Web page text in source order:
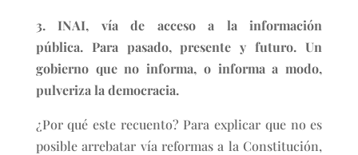
3. INAI, vía de acceso a la información
pública. Para pasado, presente y futuro. Un
gobierno que no informa, o informa a modo,
pulveriza la democracia.
¿Por qué este recuento? Para explicar que no es
posible arrebatar vía reformas a la Constitución,